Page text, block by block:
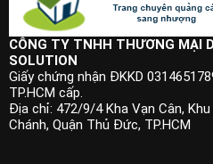
CÔNG TY TNHH THƯƠNG MẠI
SOLUTION
Giấy chứng nhận ĐKKD
TP.HCM cấp.
Địa chỉ: 472/9/4 Kha Vạn Cân,
Chánh, Quận Thủ Đức, TP.HCM